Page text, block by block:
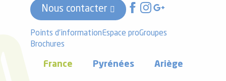
Nous contacter
Points d'informationEspace proGroupes
Brochures
France Pyrénées Ariège